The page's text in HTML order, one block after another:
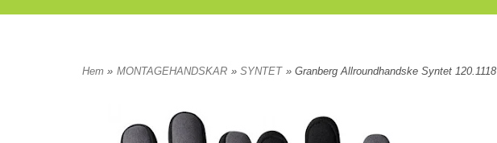
Hem » MONTAGEHANDSKAR » SYNTET » Granberg Allroundhandske Syntet 120.1118